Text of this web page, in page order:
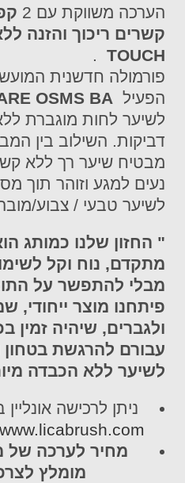
הערכה משווקת עם 2
קשרים ריכוך והזנה
TOUCH
.
פורמולה חדשנית
הפעיל OSMS BA
לשיער לחות מוגברת
דביקות. השילוב בין
מבטיח שיער רך ללא
נעים למגע וזוהר תוך
לשיער טבעי / צבוע/
" החזון שלנו כמותג
מתקדם, נוח וקל
מבלי להתפשר על
פיתחנו מוצר ייחודי,
ולגברים, שיהיה זמין
עבורם להרגשת בטחון
לשיער ללא הכבדה
ניתן לרכישה
www.licabrush.com
מחיר לערכה של
מומלץ לצרכן –